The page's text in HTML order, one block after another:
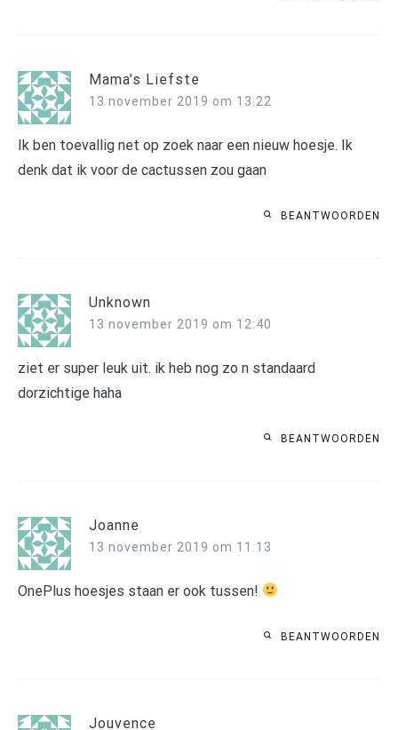
Mama’s Liefste
13 november 2019 om 13:22
Ik ben toevallig net op zoek naar een nieuw hoesje. Ik
denk dat ik voor de cactussen zou gaan
BEANTWOORDEN
Unknown
13 november 2019 om 12:40
ziet er super leuk uit. ik heb nog zo n standaard
dorzichtige haha
BEANTWOORDEN
Joanne
13 november 2019 om 11:13
OnePlus hoesjes staan er ook tussen!
BEANTWOORDEN
Jouvence